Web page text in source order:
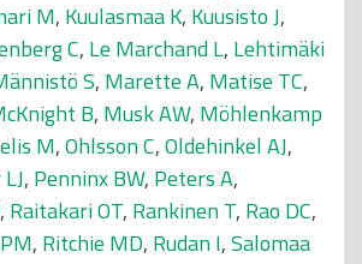
M, Kuulasmaa K, Kuusisto J,
C, Le Marchand L, Lehtimäki
S, Marette A, Matise TC,
B, Musk AW, Möhlenkamp
M,Ohlsson C,Oldehinkel AJ,
, Penninx BW, Peters A,
, Raitakari OT, Rankinen T, Rao DC,
, Ritchie MD, Rudan I,Salomaa